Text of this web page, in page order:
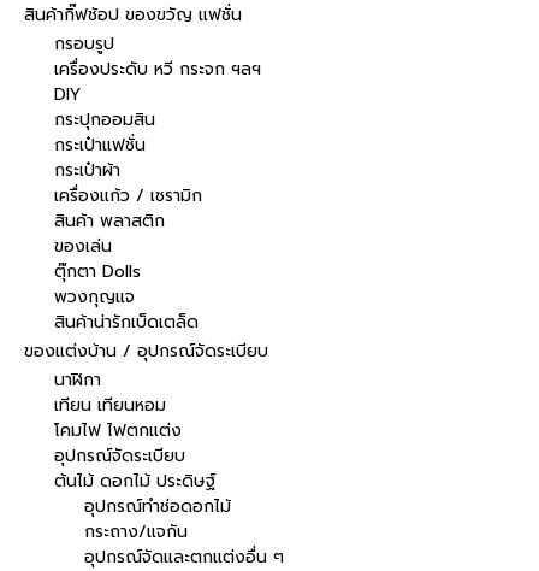
สินค้ากิ๊ฟช้อป ของขวัญ แฟชั่น
กรอบรูป
เครื่องประดับ หวี กระจก ฯลฯ
DIY
กระปุกออมสิน
กระเป๋าแฟชั่น
กระเป๋าผ้า
เครื่องแก้ว / เซรามิก
สินค้า พลาสติก
ของเล่น
ตุ๊กตา Dolls
พวงกุญแจ
สินค้าน่ารักเบ็ดเตล็ด
ของแต่งบ้าน / อุปกรณ์จัดระเบียบ
นาฬิกา
เทียน เทียนหอม
โคมไฟ ไฟตกแต่ง
อุปกรณ์จัดระเบียบ
ต้นไม้ ดอกไม้ ประดิษฐ์
อุปกรณ์ทำช่อดอกไม้
กระถาง/แจกัน
อุปกรณ์จัดและตกแต่งอื่น ๆ